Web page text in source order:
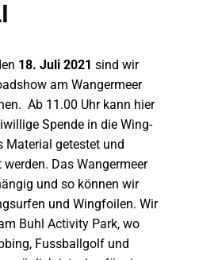
18. Juli 2021 sind wir
am Wangermeer
Ab 11.00 Uhr kann hier
Spende in die Wing-
Material getestet und
Das Wangermeer
und so können wir
und Wingfoilen. Wir
Buhl Activity Park, wo
Fussballgolf und